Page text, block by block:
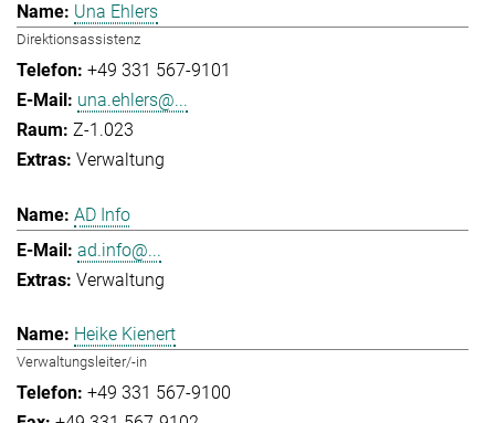
Una Ehlers
Direktionsassistenz
+49 331 567-9101
una.ehlers@...
Z-1.023
Verwaltung
AD Info
ad.info@...
Verwaltung
Heike Kienert
Verwaltungsleiter/-in
+49 331 567-9100